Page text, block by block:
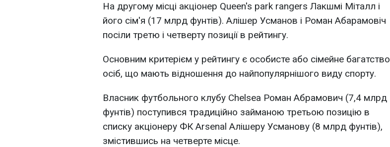
На другому місці акціонер Queen's park rangers Лакшмі Міталл і
його сім'я (17 млрд фунтів). Алішер Усманов і Роман Абарамовіч
посіли третю і четверту позиції в рейтингу.
Основним критерієм у рейтингу є особисте або сімейне багатство
осіб, що мають відношення до найпопулярнішого виду спорту.
Власник футбольного клубу Chelsea Роман Абрамович (7,4 млрд
фунтів) поступився традиційно займаною третьою позицію в
списку акціонеру ФК Arsenal Алішеру Усманову (8 млрд фунтів),
змістившись на четверте місце.